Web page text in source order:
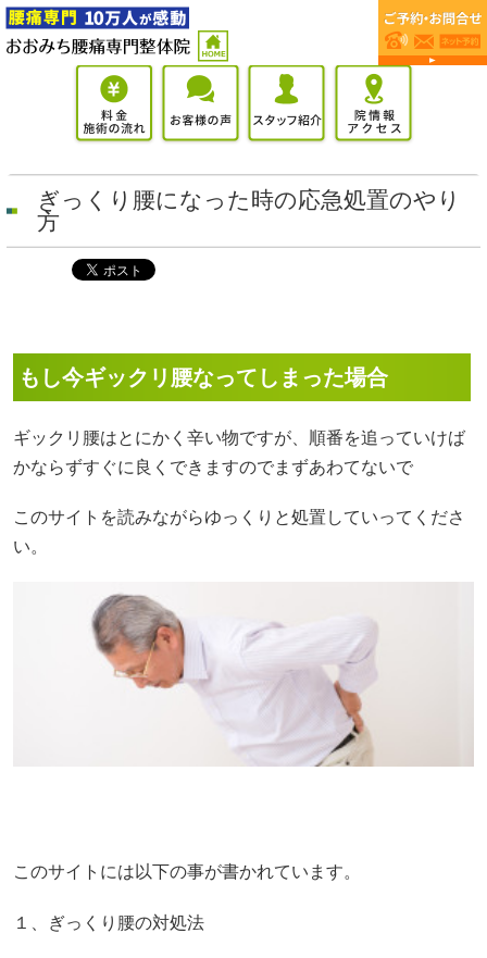
ぎっくり腰になった時の応急処置のやり
方
もし今ギックリ腰なってしまった場合
ギックリ腰はとにかく辛い物ですが、順番を追っていけば
かならずすぐに良くできますのでまずあわてないで
このサイトを読みながらゆっくりと処置していってくださ
い。
このサイトには以下の事が書かれています。
１、ぎっくり腰の対処法